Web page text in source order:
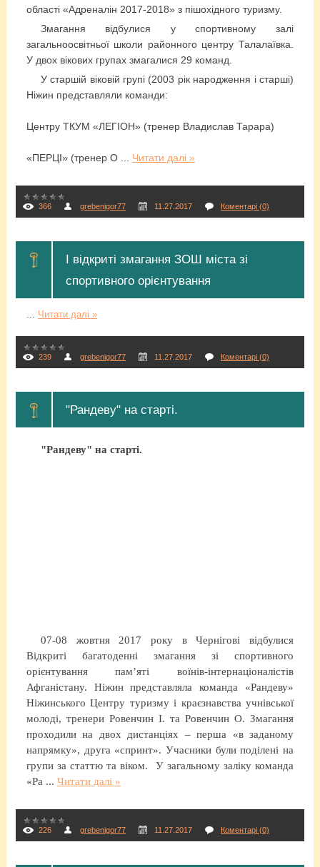
області «Адреналін 2017-2018» з пішохідного туризму.
Змагання відбулися у спортивному залі
загальноосвітньої школи районного центру Талалаївка.
У двох вікових групах змагалися 29 команд.
У старшій віковій групі (2003 рік народження і старші)
Ніжин представляли команди:
Центру ТКУМ «ЛЕГІОН» (тренер Владислав Тарара)
«ПЕРЦІ» (тренер О Читати далі »
366 grebenigor77 11.27.2017 Коментарі (0)
І відкриті змагання ЗОШ міста зі
спортивного орієнтування
Читати далі »
239 grebenigor77 11.27.2017 Коментарі (0)
"Рандеву" на старті.
"Рандеву" на старті.
07-08 жовтня 2017 року в Чернігові відбулися
Відкриті багатоденні змагання зі спортивного
орієнтування пам’яті воїнів-інтернаціоналістів
Афганістану. Ніжин представляла команда «Рандеву»
Ніжинського Центру туризму і краєзнавства учнівської
молоді, тренери Ровенчин І. та Ровенчин О. Змагання
проходили на двох дистанціях – перша «в заданому
напрямку», друга «спринт». Учасники були поділені на
групи за статтю та віком. У загальному заліку команда
«Ра ... Читати далі »
226 grebenigor77 11.27.2017 Коментарі (0)